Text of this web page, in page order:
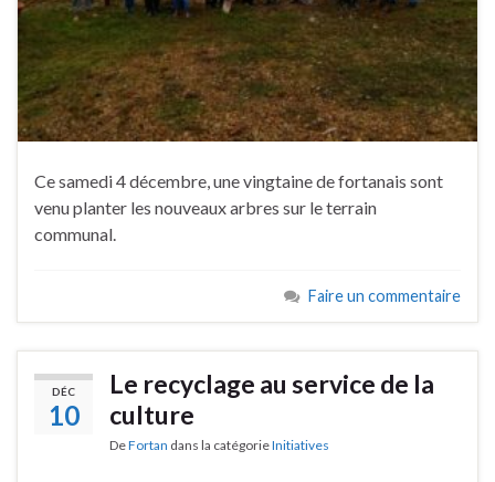
Ce samedi 4 décembre, une vingtaine de fortanais sont
venu planter les nouveaux arbres sur le terrain
communal.
Faire un commentaire
DÉC
10
Le recyclage au service de la
culture
DeFortan dans la catégorieInitiatives